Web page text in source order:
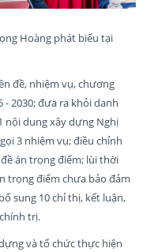
Hoàng phát biểu tại
đề, nhiệm vụ, chương
2030; đưa ra khỏi danh
nội dung xây dựng Nghị
3 nhiệm vụ; điều chỉnh
án trọng điểm; lùi thời
trọng điểm chưa bảo đảm
sung 10 chỉ thị, kết luận,
trị.
và tổ chức thực hiện